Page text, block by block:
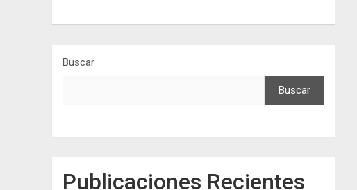
Buscar
Buscar
Publicaciones Recientes